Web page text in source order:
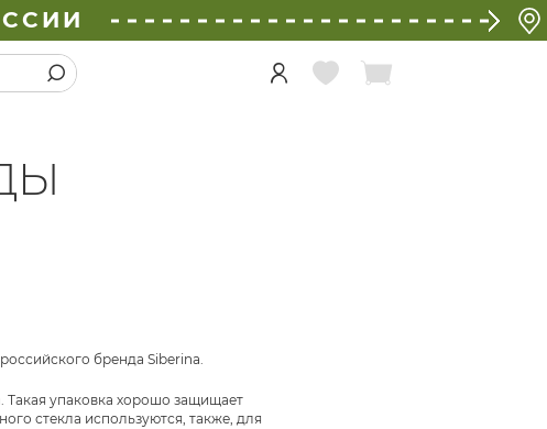
бренда Siberina.
Такая упаковка хорошо защищает
стекла используются, также, для